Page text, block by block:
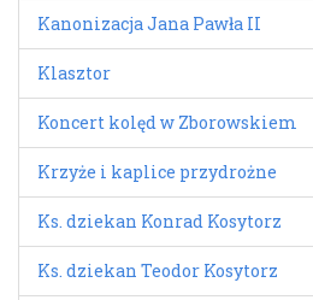
Kanonizacja Jana Pawła II
Klasztor
Koncert kolęd w Zborowskiem
Krzyże i kaplice przydrożne
Ks. dziekan Konrad Kosytorz
Ks. dziekan Teodor Kosytorz